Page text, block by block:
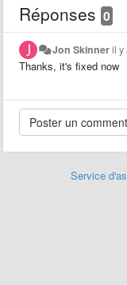
Réponses 0
Jon Skinneril y
Thanks, it's fixed now
Service